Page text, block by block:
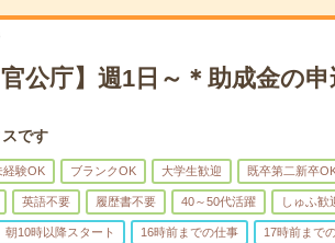
官公庁】週1日～＊助成金の
です
経験OK ブランクOK 大学生歓迎 既卒第二新卒
英語不要 履歴書不要 40～50代活躍 しゅふ歓
朝10時以降スタート 16時前までの仕事 17時前まで